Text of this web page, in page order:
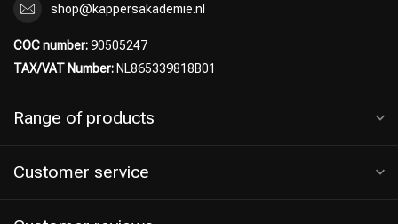
shop@kappersakademie.nl
COC number:90505247
TAX/VAT Number: NL865339818B01
Range of products
Customer service